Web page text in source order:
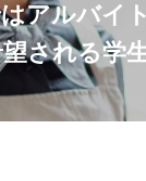
アルバイ
される学